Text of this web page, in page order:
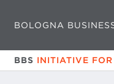
BOLOGNA
BBS INITIATIVE